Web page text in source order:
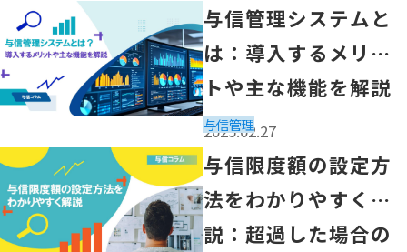
「与信管理システムとは：導入するメリットや主な機能
2025.02.27
与信管理システムと
は：導入するメリッ
トや主な機能を解説
与信管理
「与信限度額の設定方法をわかりやすく解説：超過した
与信限度額の設定方
法をわかりやすく解
説：超過した場合の